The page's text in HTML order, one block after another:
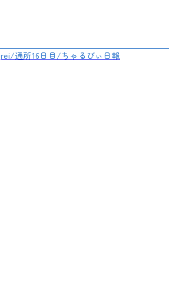
rei/通所16日目/ちゃるびぃ日報